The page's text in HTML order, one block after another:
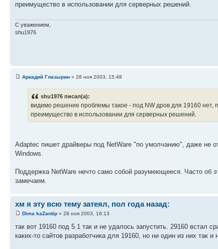
преимущество в использовании для серверных решений.
С уважением,
shu1976
Аркадий Глазырин » 28 ноя 2003, 15:48
shu1976 писал(а):
видимо решение проблемы такое - под NW дров для 19160 нет,
преимущество в использовании для серверных решений.
Adaptec пишет драйверы под NetWare "по умолчанию", даже не
Windows.
Поддержка NetWare нечто само собой разумеющееся. Часто об
замечаем.
хм я эту всю тему затеял, пол года назад:
Dima kaZantip » 28 ноя 2003, 16:13
так вот 19160 под 5.1 так и не удалось запустить. 29160 встал
каких-то сайтов разработчика для 19160, но ни один из них так и